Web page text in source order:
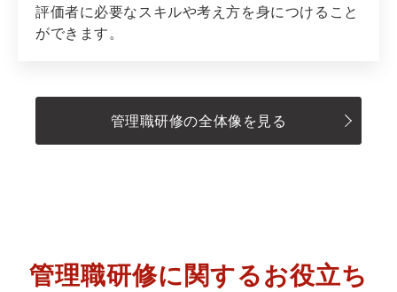
評価者に必要なスキルや考え方を身につけること
ができます。
管理職研修の全体像を見る
管理職研修に関するお役立ち